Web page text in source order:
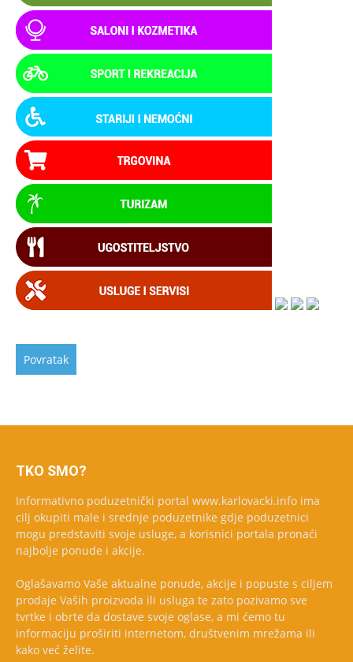
TKO SMO?
Informativno poduzetnički portal www.karlovacki.info ima
cilj okupiti male i srednje poduzetnike gdje poduzetnici
mogu predstaviti svoje usluge, a korisnici portala pronaći
najbolje ponude i akcije.
Oglašavamo Vaše aktualne ponude, akcije i popuste s ciljem
prodaje Vaših proizvoda ili usluga te zato pozivamo sve
tvrtke i obrte da dostave svoje oglase, a mi ćemo tu
informaciju proširiti internetom, društvenim mrežama ili
kako već želite.